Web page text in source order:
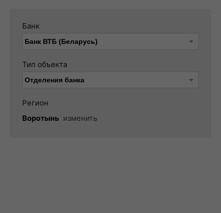
Банк
Тип объекта
Регион
Воротынь изменить